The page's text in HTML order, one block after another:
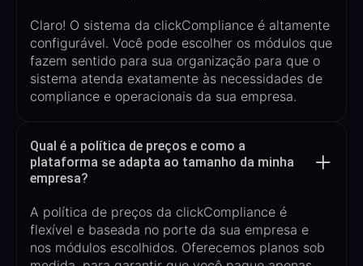
Claro! O sistema da clickCompliance é altamente
configurável. Você pode escolher os módulos que
fazem sentido para sua organização para que o
sistema atenda exatamente às necessidades de
compliance e operacionais da sua empresa.
Qual é a política de preços e como a
plataforma se adapta ao tamanho da minha
empresa?
A política de preços da clickCompliance é
flexível e baseada no porte da sua empresa e
nos módulos escolhidos. Oferecemos planos sob